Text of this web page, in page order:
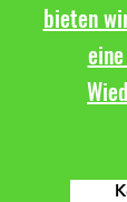
bieten